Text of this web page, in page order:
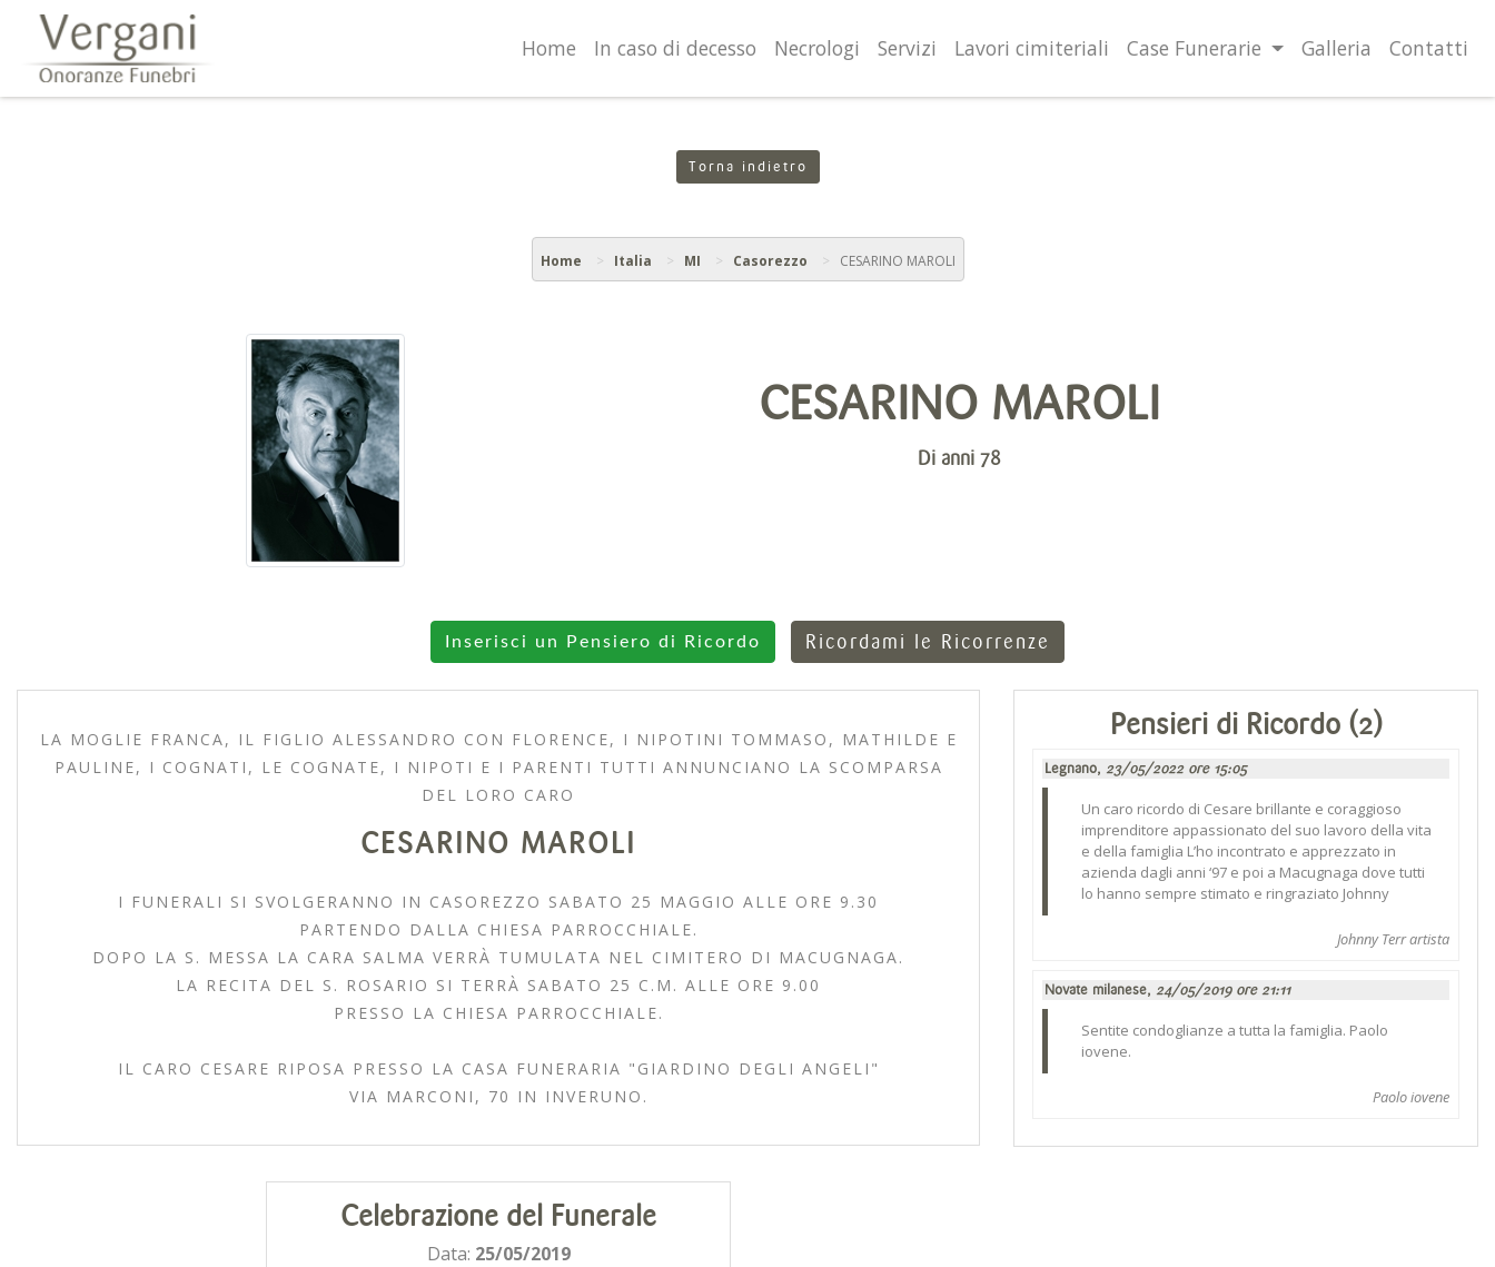
Home In caso di decesso Necrologi Servizi Lavori cimiteriali Case Funerarie Galleria Contatti
Torna indietro
Home Italia MI Casorezzo CESARINO MAROLI
CESARINO MAROLI
Di anni 78
Inserisci un Pensiero di Ricordo Ricordami le Ricorrenze
LA MOGLIE FRANCA, IL FIGLIO ALESSANDRO CON FLORENCE, I NIPOTINI TOMMASO, MATHILDE E
PAULINE, I COGNATI, LE COGNATE, I NIPOTI E I PARENTI TUTTI ANNUNCIANO LA SCOMPARSA
DEL LORO CARO
CESARINO MAROLI
I FUNERALI SI SVOLGERANNO IN CASOREZZO SABATO 25 MAGGIO ALLE ORE 9.30
PARTENDO DALLA CHIESA PARROCCHIALE.
DOPO LA S. MESSA LA CARA SALMA VERRÀ TUMULATA NEL CIMITERO DI MACUGNAGA.
LA RECITA DEL S. ROSARIO SI TERRÀ SABATO 25 C.M. ALLE ORE 9.00
PRESSO LA CHIESA PARROCCHIALE.
IL CARO CESARE RIPOSA PRESSO LA CASA FUNERARIA "GIARDINO DEGLI ANGELI"
VIA MARCONI, 70 IN INVERUNO.
Celebrazione del Funerale
Data: 25/05/2019
Pensieri di Ricordo (2)
Legnano, 23/05/2022 ore 15:05
Un caro ricordo di Cesare brillante e coraggioso
imprenditore appassionato del suo lavoro della vita
e della famiglia L’ho incontrato e apprezzato in
azienda dagli anni ‘97 e poi a Macugnaga dove tutti
lo hanno sempre stimato e ringraziato Johnny
Johnny Terr artista
Novate milanese, 24/05/2019 ore 21:11
Sentite condoglianze a tutta la famiglia. Paolo
iovene.
Paolo iovene
Questo sito o gli strumenti terzi da questo utilizzati si avvalgono di cookie necessari al funzionamento ed utili alle finalità illustrate nella cookie policy. Chiudendo questo banner,
scorrendo questa pagina, cliccando su un link o proseguendo la navigazione in altra maniera, acconsenti all’uso dei cookie. Ulteriori informazioni OK